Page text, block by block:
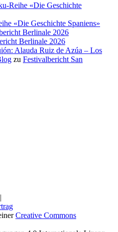
Reihe «Die Geschichte
«Die Geschichte Spaniens»
Berlinale 2026
Berlinale 2026
Alauda Ruiz de Azúa – Los
zu Festivalbericht San
Creative Commons